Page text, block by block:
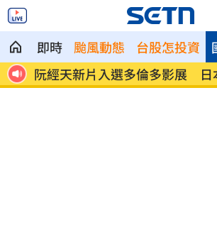
即時 颱風動態 台股怎投資
阮經天新片入選多倫多影展 日
讚